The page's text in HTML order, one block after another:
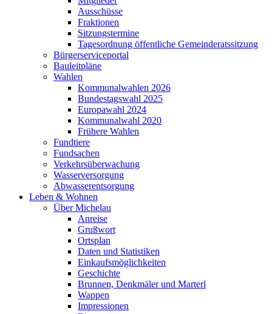
Ausschüsse
Fraktionen
Sitzungstermine
Tagesordnung öffentliche Gemeinderatssitzung
Bürgerserviceportal
Bauleitpläne
Wahlen
Kommunalwahlen 2026
Bundestagswahl 2025
Europawahl 2024
Kommunalwahl 2020
Frühere Wahlen
Fundtiere
Fundsachen
Verkehrsüberwachung
Wasserversorgung
Abwasserentsorgung
Leben & Wohnen
Über Michelau
Anreise
Grußwort
Ortsplan
Daten und Statistiken
Einkaufsmöglichkeiten
Geschichte
Brunnen, Denkmäler und Marterl
Wappen
Impressionen